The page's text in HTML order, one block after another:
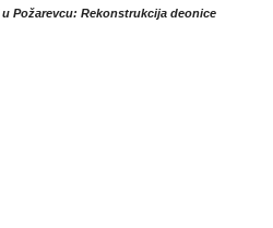
Požarevcu: Rekonstrukcija deonice